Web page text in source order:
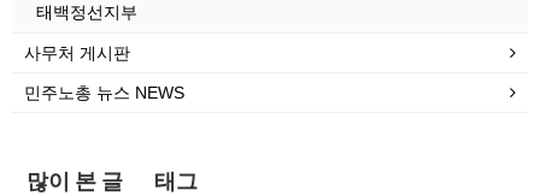
태백정선지부
사무처 게시판
민주노총 뉴스 NEWS
많이 본 글 태그